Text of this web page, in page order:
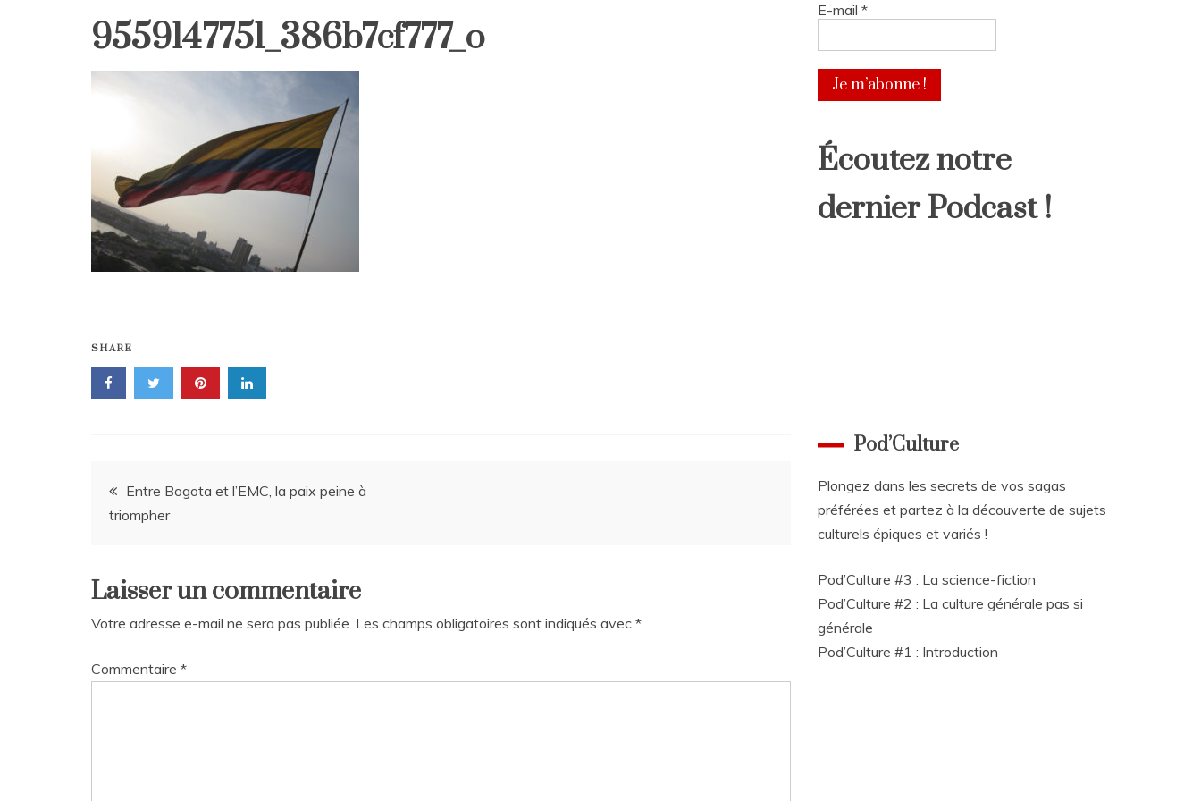
9559147751_386b7cf777_o
SHARE
Navigation
de
l’article
Entre Bogota et l’EMC, la paix peine à
triompher
Laisser un commentaire
Votre adresse e-mail ne sera pas publiée. Les champs obligatoires sont indiqués avec *
Commentaire *
E-mail *
Écoutez notre
dernier Podcast !
Pod’Culture
Plongez dans les secrets de vos sagas
préférées et partez à la découverte de sujets
culturels épiques et variés !
Pod’Culture #3 : La science-fiction
Pod’Culture #2 : La culture générale pas si
générale
Pod’Culture #1 : Introduction